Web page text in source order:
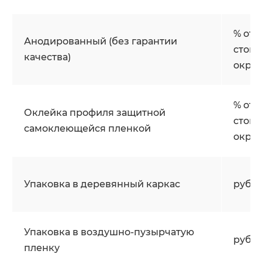
Анодированный (без гарантии
качества)
% от
Оклейка профиля защитной
самоклеющейся пленкой
% от
Упаковка в деревянный каркас руб/
Упаковка в воздушно-пузырчатую
пленку
руб/м